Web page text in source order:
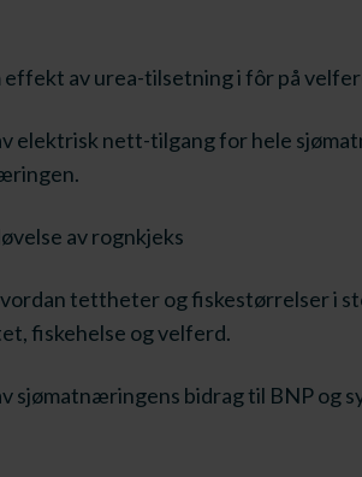
av urea-tilsetning i fôr på
elektrisk nett-tilgang for hele
av rognkjeks​
tettheter og fiskestørrelser i
fiskehelse og velferd.
sjømatnæringens bidrag til BNP og